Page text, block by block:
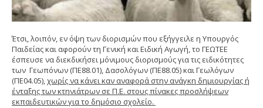
Έτσι, λοιπόν, εν όψη των διορισμών που εξήγγειλε η Υπουργός
Παιδείας και αφορούν τη Γενική και Ειδική Αγωγή, το ΓΕΩΤΕΕ
έσπευσε να διεκδικήσει μόνιμους διορισμούς για τις ειδικότητες
των Γεωπόνων (ΠΕ88.01), Δασολόγων (ΠΕ88.05) και Γεωλόγων
(ΠΕ04.05),χωρίς να κάνει καν αναφορά στην ανάγκη δημιουργίας ή
ένταξης των κτηνιάτρων σε Π.Ε. στους πίνακες προσλήψεων
εκπαιδευτικών για το δημόσιο σχολείο.